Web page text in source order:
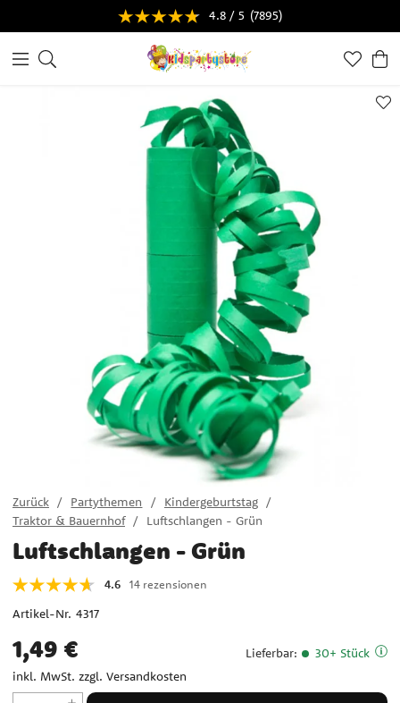
4.8 / 5 (7895)
Zurück Partythemen
Kindergeburtstag
Traktor & Bauernhof
Luftschlangen - Grün
Luftschlangen - Grün
4.6 14 rezensionen
Artikel-Nr. 4317
Preis :1,49 €
1,49 €
inkl. MwSt. zzgl. Versandkosten
Lieferbar: 30+ Stück